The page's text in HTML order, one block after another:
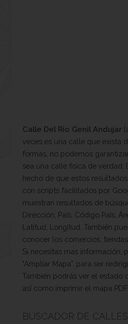
Calle Del Rio Genil Andujar
veces es una calle que exista
formas, no podemos
sea una calle fisica de verdad.
hecho de que estos
con scripts facilitados por
muestran resultados de
Dirección, País, Código País,
Latitud, Longitud. También
conocer los comercios,
Si necesitas mas información,
"Ampliar Mapa", para ser
También podrás ver el estado
así como imprimir el mapa PDF.
BUSCADOR DE